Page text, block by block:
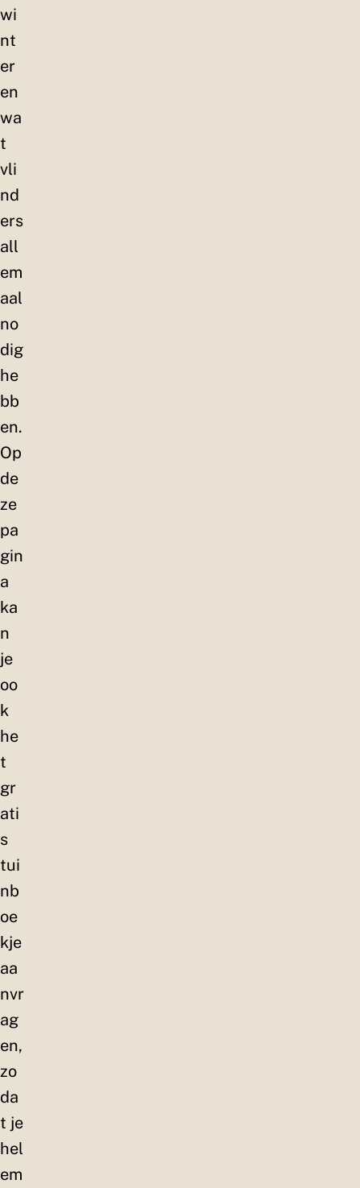
wi
nt
er
en
wa
t
vli
nd
ers
all
em
aal
no
dig
he
bb
en.
Op
de
ze
pa
gin
a
ka
n
je
oo
k
he
t
gr
ati
s
tui
nb
oe
kje
aa
nvr
ag
en,
zo
da
t je
hel
em